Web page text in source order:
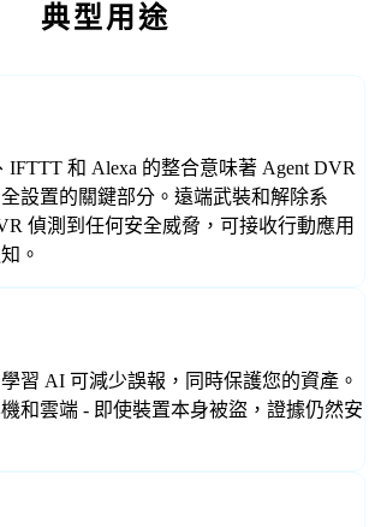
典型用途
IFTTT 和 Alexa 的整合意味著 Agent DVR
設置的關鍵部分。遠端武裝和解除系
偵測到任何安全威脅，可接收行動應用
。
習 AI 可減少誤報，同時保護您的資產。
和雲端 - 即使裝置本身被盜，證據仍然安